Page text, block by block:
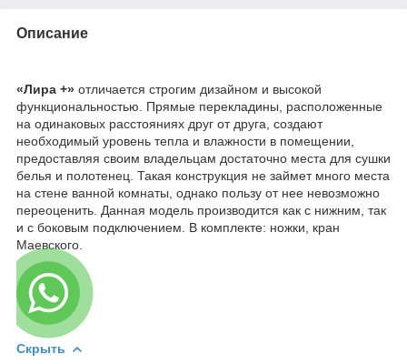
Описание
«Лира +» отличается строгим дизайном и высокой
функциональностью. Прямые перекладины, расположенные
на одинаковых расстояниях друг от друга, создают
необходимый уровень тепла и влажности в помещении,
предоставляя своим владельцам достаточно места для сушки
белья и полотенец. Такая конструкция не займет много места
на стене ванной комнаты, однако пользу от нее невозможно
переоценить. Данная модель производится как с нижним, так
и с боковым подключением. В комплекте: ножки, кран
Маевского.
Скрыть